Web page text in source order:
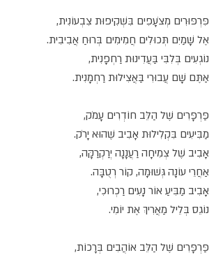
פִּרְפּוּרִים מְצֹעָפִים בִּשְׁקִיפוּת צִבְעוֹנִית,
אֶל שָׁמַיִם תְּכוּלִים חֲמִימִים בְּרוּחַ אֲבִיבִית.
נוֹגְעִים בְּלִבִּי בַּעֲדִינוּת רַחְפָנִית,
אַתֶּם שָׁם עֲבוּרִי בַּאֲצִילוּת רַחְמָנִית.
פַּרְפָּרִים שֶׁל הַלֵּב חוֹדְרִים עָמֹק,
מַבִּיעִים בִּקְלִילוּת אָבִיב שֶׁהוּא יָרֹק.
אָבִיב שֶׁל צְמִיחָה רַעֲנָנָה יְרַקְרַקָּה,
אַחֲרֵי עוֹנָה גְּשׁוּמָה, קוֹר רְטֻבָּה.
אָבִיב מַבִּיעַ אוֹר נָעִים רַכְרוּכִי,
נוֹגֵס בְּלֵיל מַאֲרִיךְ אֶת יוֹמִי.
פַּרְפָּרִים שֶׁל הַלֵּב אוֹהֲבִים בְּרָכוֹת,